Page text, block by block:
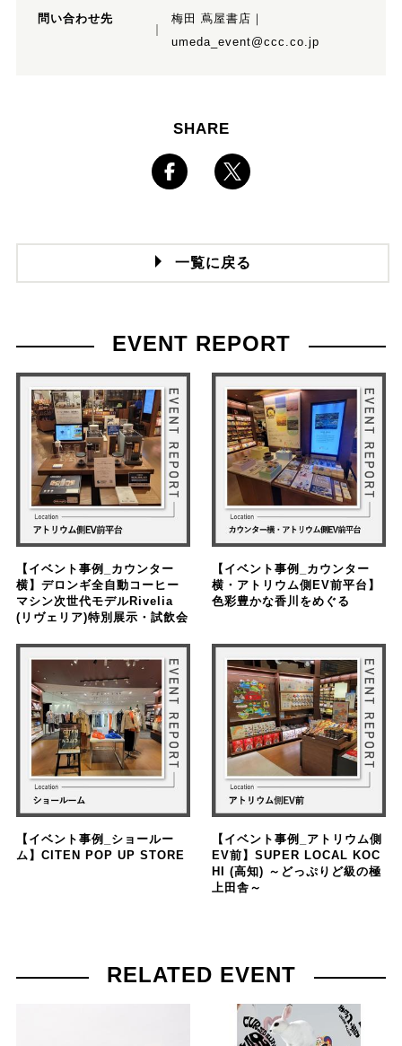
問い合わせ先
梅田 蔦屋書店｜
umeda_event@ccc.co.jp
SHARE
一覧に戻る
EVENT REPORT
【イベント事例_カウンター
横】デロンギ全自動コーヒー
マシン次世代モデルRivelia
(リヴェリア)特別展示・試飲会
【イベント事例_カウンター
横・アトリウム側EV前平台】
色彩豊かな香川をめぐる
【イベント事例_ショールー
ム】CITEN POP UP STORE
【イベント事例_アトリウム側
EV前】SUPER LOCAL KOC
HI (高知) ～どっぷりど級の極
上田舎～
RELATED EVENT